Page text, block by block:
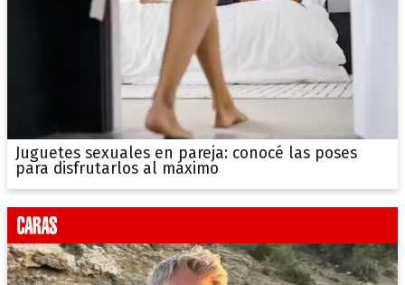
Juguetes sexuales en pareja: conocé las poses
para disfrutarlos al máximo